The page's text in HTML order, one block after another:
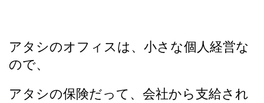
アタシのオフィスは、小さな個人経営な
ので、
アタシの保険だって、会社から支給され